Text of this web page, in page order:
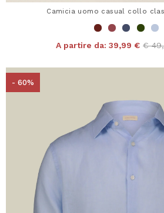
Camicia uomo casual collo
A partire da: 39,99 € Price
€
- 60%